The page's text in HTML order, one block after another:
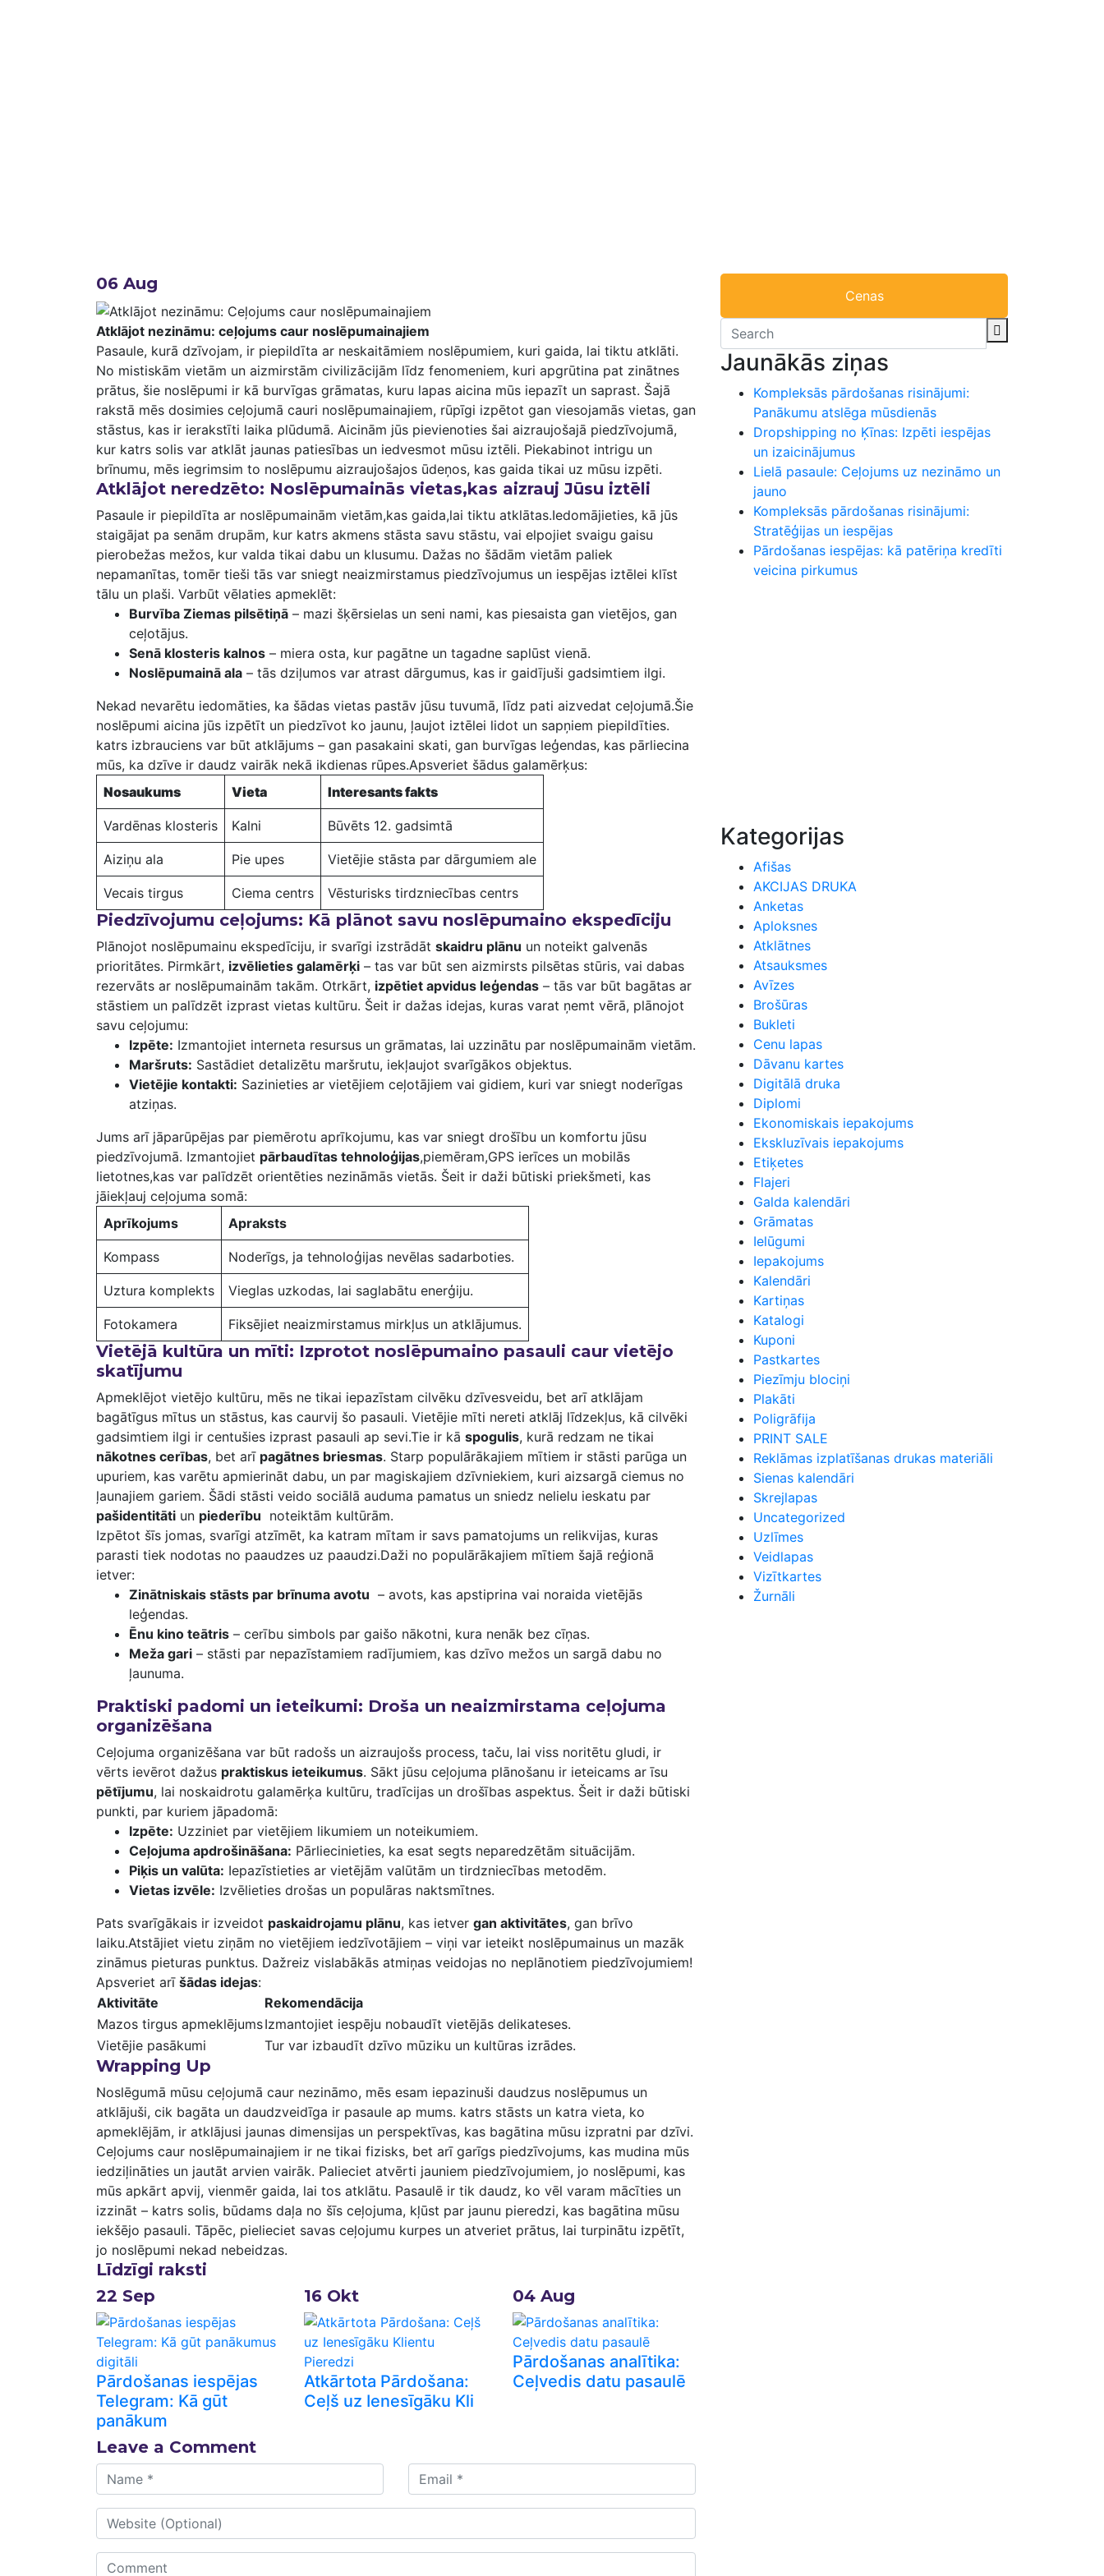
06 Aug
Atklājot nezināmu: ceļojums caur noslēpumainajiem
Pasaule, ⁢kurā dzīvojam, ir piepildīta ar neskaitāmiem noslēpumiem, kuri gaida, lai tiktu atklāti.
No mistiskām vietām un aizmirstām ⁢civilizācijām līdz fenomeniem, kuri apgrūtina pat zinātnes⁤
prātus, šie noslēpumi ir kā ⁢burvīgas grāmatas, kuru lapas aicina mūs⁣ iepazīt un saprast. ⁤Šajā
rakstā mēs dosimies ceļojumā cauri noslēpumainajiem, rūpīgi izpētot gan viesojamās vietas, gan
stāstus, kas ir ierakstīti laika plūdumā. Aicinām jūs pievienoties šai⁢ aizraujošajā piedzīvojumā,
kur katrs​ solis var atklāt⁤ jaunas patiesības un iedvesmot mūsu iztēli. Piekabinot intrigu⁢ un
brīnumu, mēs iegrimsim to noslēpumu ​aizraujošajos ūdeņos, kas gaida tikai uz mūsu​ izpēti.
Atklājot neredzēto: Noslēpumainās vietas,kas aizrauj Jūsu⁣ iztēli
Pasaule ir piepildīta ar noslēpumainām vietām,kas ​gaida,lai ‍tiktu atklātas.Iedomājieties, kā jūs⁢
staigājat pa senām drupām, kur katrs akmens stāsta savu stāstu, vai elpojiet svaigu gaisu
pierobežas mežos, kur⁤ valda tikai dabu un ⁤klusumu. Dažas ⁤no šādām vietām paliek
nepamanītas, ⁢tomēr tieši tās var sniegt neaizmirstamus​ piedzīvojumus un ‌iespējas iztēlei klīst
tālu un ‌plaši. Varbūt vēlaties apmeklēt:
Burvība Ziemas pilsētiņā – mazi šķērsielas un seni nami, kas‌ piesaista gan ⁣vietējos, gan
ceļotājus.
Senā klosteris kalnos – miera osta, kur ⁤pagātne un tagadne saplūst vienā.
Noslēpumainā ala – tās dziļumos var atrast dārgumus, kas ir​ gaidījuši ⁣gadsimtiem ilgi.
Nekad nevarētu​ iedomāties,‍ ka šādas vietas pastāv jūsu tuvumā, līdz pati aizvedat ceļojumā.Šie
noslēpumi aicina jūs izpētīt un piedzīvot ko jaunu, ļaujot iztēlei lidot un sapņiem piepildīties.
‌katrs izbrauciens var būt atklājums – gan pasakaini⁣ skati, gan burvīgas leģendas, ⁤kas pārliecina
mūs, ka dzīve ⁣ir daudz vairāk nekā ikdienas rūpes.Apsveriet šādus galamērķus:
Nosaukums
Vieta Interesants fakts
Vardēnas⁣ klosteris Kalni Būvēts ⁢12. gadsimtā
Aiziņu ala Pie upes Vietējie stāsta⁣ par dārgumiem ale
Vecais tirgus Ciema centrs Vēsturisks⁢ tirdzniecības centrs
Piedzīvojumu ceļojums: Kā plānot savu noslēpumaino ekspedīciju
Plānojot noslēpumainu ‍ekspedīciju, ir svarīgi⁢ izstrādāt​ skaidru plānu un noteikt galvenās
prioritātes. Pirmkārt, izvēlieties galamērķi – tas var būt‌ sen aizmirsts pilsētas stūris, vai dabas
rezervāts​ ar noslēpumainām takām. Otrkārt, izpētiet apvidus leģendas – tās var būt ‌bagātas ar
stāstiem un palīdzēt izprast vietas ‍kultūru.⁣ Šeit ir dažas idejas, ⁢kuras varat ņemt vērā, plānojot
savu ceļojumu:
Izpēte: Izmantojiet interneta resursus un grāmatas, lai ‌uzzinātu par ⁣noslēpumainām vietām.
Maršruts: Sastādiet detalizētu maršrutu, iekļaujot svarīgākos ​objektus.
Vietējie kontakti: Sazinieties ar vietējiem ceļotājiem vai gidiem, kuri var sniegt noderīgas
atziņas.
Jums ‌arī jāparūpējas par piemērotu⁣ aprīkojumu, kas var‍ sniegt drošību un komfortu jūsu
piedzīvojumā. Izmantojiet pārbaudītas ⁢tehnoloģijas,piemēram,GPS ierīces un mobilās
lietotnes,kas var palīdzēt orientēties nezināmās vietās. Šeit ir⁤ daži būtiski ⁤priekšmeti, kas
jāiekļauj ⁣ceļojuma somā:
Aprīkojums
Apraksts
Kompass Noderīgs, ja tehnoloģijas⁣ nevēlas‌ sadarboties.
Uztura komplekts Vieglas uzkodas, lai saglabātu ⁣enerģiju.
Fotokamera Fiksējiet neaizmirstamus mirkļus un ‍atklājumus.
Vietējā kultūra un mīti: Izprotot noslēpumaino pasauli caur‍ vietējo
skatījumu
Apmeklējot vietējo kultūru, mēs ne tikai iepazīstam cilvēku dzīvesveidu, bet arī‌ atklājam
bagātīgus mītus un stāstus, kas caurvij šo pasauli. ⁣Vietējie mīti nereti atklāj līdzekļus, kā ⁢cilvēki
gadsimtiem ilgi ir ⁢centušies izprast ​pasauli​ ap sevi.Tie ir kā spogulis, kurā redzam ne tikai
nākotnes ​cerības, bet arī pagātnes briesmas. ​Starp populārākajiem mītiem ir stāsti parūga un
upuriem, kas varētu apmierināt dabu,⁢ un par magiskajiem dzīvniekiem, kuri aizsargā‌ ciemus no
ļaunajiem gariem. Šādi stāsti ‌veido sociālā auduma pamatus un sniedz nelielu ieskatu par
pašidentitāti un piederību ⁢ noteiktām kultūrām.
Izpētot šīs jomas, svarīgi atzīmēt, ka katram mītam ir savs pamatojums un relikvijas, kuras
⁤parasti⁣ tiek nodotas no paaudzes uz ‍paaudzi.Daži⁤ no populārākajiem mītiem šajā reģionā
ietver:
Zinātniskais⁣ stāsts par brīnuma avotu ⁢ – avots, kas apstiprina vai noraida vietējās
leģendas.
Ēnu ⁣kino‍ teātris – cerību simbols ⁤par gaišo nākotni, kura nenāk bez cīņas.
Meža gari –⁤ stāsti par nepazīstamiem radījumiem, kas dzīvo mežos un ⁣sargā dabu no
ļaunuma.
Praktiski padomi un ieteikumi: Droša ⁤un neaizmirstama ceļojuma
organizēšana
Ceļojuma organizēšana var būt radošs un aizraujošs​ process, taču, lai⁢ viss​ noritētu gludi, ir
vērts ievērot ⁢dažus praktiskus​ ieteikumus. ‍Sākt jūsu ceļojuma plānošanu ir ieteicams ar⁣ īsu
pētījumu, lai noskaidrotu galamērķa kultūru, tradīcijas un drošības aspektus. Šeit ir daži‌ būtiski
punkti, par kuriem jāpadomā:
Izpēte: Uzziniet par‍ vietējiem likumiem un noteikumiem.
Ceļojuma ⁣apdrošināšana: Pārliecinieties, ka esat segts neparedzētām situācijām.
Piķis un valūta: Iepazīstieties ar vietējām valūtām ​un​ tirdzniecības metodēm.
Vietas izvēle: ​Izvēlieties drošas un ‌populāras naktsmītnes.
Pats svarīgākais ir izveidot‍ paskaidrojamu plānu,⁢ kas ietver gan aktivitātes, gan brīvo
laiku.Atstājiet vietu ziņām no vietējiem iedzīvotājiem – viņi var ieteikt noslēpumainus un mazāk
zināmus pieturas punktus. Dažreiz vislabākās atmiņas veidojas no neplānotiem piedzīvojumiem!
Apsveriet ⁤arī šādas idejas:
Aktivitāte
Rekomendācija
Mazos tirgus apmeklējumsIzmantojiet iespēju nobaudīt vietējās delikateses.
Vietējie pasākumi
Tur var izbaudīt dzīvo mūziku ⁣un kultūras izrādes.
Wrapping Up
Noslēgumā mūsu ceļojumā caur nezināmo, mēs esam iepazinuši daudzus ‍noslēpumus un
atklājuši, cik bagāta un daudzveidīga ir pasaule ap mums. katrs stāsts un katra vieta, ko
apmeklējām, ir atklājusi jaunas dimensijas un perspektīvas, kas bagātina mūsu izpratni par dzīvi.
Ceļojums caur noslēpumainajiem ir⁤ ne tikai fizisks, bet arī garīgs piedzīvojums, kas mudina mūs
iedziļināties un jautāt arvien vairāk. Palieciet atvērti jauniem⁤ piedzīvojumiem, jo​ noslēpumi, kas
mūs apkārt apvij, vienmēr gaida, lai tos atklātu. Pasaulē ir tik daudz, ko vēl varam mācīties un
izzināt – katrs solis, būdams daļa no šīs ceļojuma, kļūst par jaunu pieredzi, kas bagātina mūsu
iekšējo‍ pasauli. Tāpēc, pielieciet savas ceļojumu kurpes un ⁢atveriet prātus, lai turpinātu izpētīt,
jo noslēpumi nekad nebeidzas.
Līdzīgi raksti
22 Sep
Pārdošanas iespējas
Telegram: Kā gūt
panākum
16 Okt
Atkārtota Pārdošana:
Ceļš uz Ienesīgāku Kli
04 Aug
Pārdošanas analītika:
Ceļvedis datu pasaulē
Leave a Comment
Cenas
Jaunākās ziņas
Kompleksās pārdošanas risinājumi:
Panākumu atslēga mūsdienās
Dropshipping no Ķīnas: Izpēti iespējas
un izaicinājumus
Lielā pasaule: Ceļojums uz nezināmo un
jauno
Kompleksās pārdošanas risinājumi:
Stratēģijas un iespējas
Pārdošanas iespējas: kā patēriņa kredīti
veicina pirkumus
Kategorijas
Afišas
AKCIJAS DRUKA
Anketas
Aploksnes
Atklātnes
Atsauksmes
Avīzes
Brošūras
Bukleti
Cenu lapas
Dāvanu kartes
Digitālā druka
Diplomi
Ekonomiskais iepakojums
Ekskluzīvais iepakojums
Etiķetes
Flajeri
Galda kalendāri
Grāmatas
Ielūgumi
Iepakojums
Kalendāri
Kartiņas
Katalogi
Kuponi
Pastkartes
Piezīmju blociņi
Plakāti
Poligrāfija
PRINT SALE
Reklāmas izplatīšanas drukas materiāli
Sienas kalendāri
Skrejlapas
Uncategorized
Uzlīmes
Veidlapas
Vizītkartes
Žurnāli